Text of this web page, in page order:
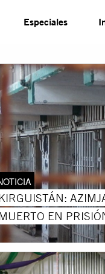
Especiales
EN